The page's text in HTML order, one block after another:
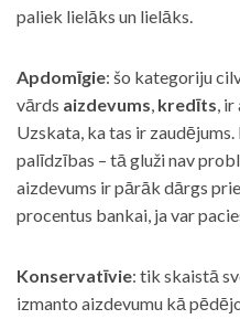
paliek lielāks un lielāks.
Apdomīgie: šo kategoriju
vārds aizdevums, kredīts, ir
Uzskata, ka tas ir
palīdzības – tā gluži nav
aizdevums ir pārāk dārgs
procentus bankai, ja var
Konservatīvie: tik skaistā
izmanto aizdevumu kā